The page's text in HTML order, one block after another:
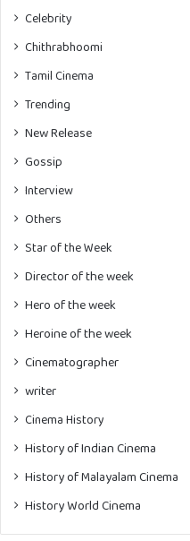
Celebrity
Chithrabhoomi
Tamil Cinema
Trending
New Release
Gossip
Interview
Others
Star of the Week
Director of the week
Hero of the week
Heroine of the week
Cinematographer
writer
Cinema History
History of Indian Cinema
History of Malayalam Cinema
History World Cinema